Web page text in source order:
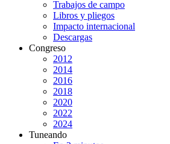
Trabajos de campo
Libros y pliegos
Impacto internacional
Descargas
Congreso
2012
2014
2016
2018
2020
2022
2024
Tuneando